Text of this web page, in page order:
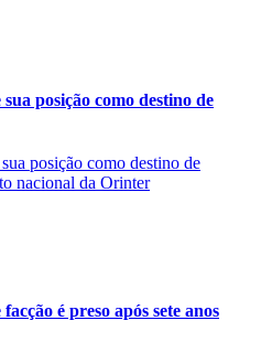
posição como destino de
é preso após sete anos